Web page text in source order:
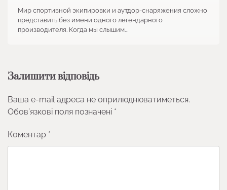
Мир спортивной экипировки и аутдор-снаряжения сложно
представить без имени одного легендарного
производителя. Когда мы слышим…
Залишити відповідь
Ваша e-mail адреса не оприлюднюватиметься.
Обов’язкові поля позначені *
Коментар *